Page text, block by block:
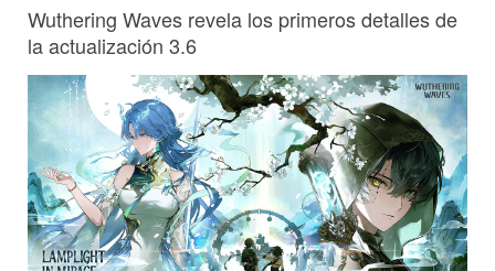
Wuthering Waves revela los primeros detalles de
la actualización 3.6